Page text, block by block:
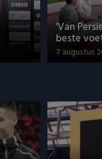
'Van
beste
7 augustus